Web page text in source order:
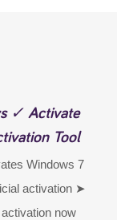
✓ Activate
Tool
Windows 7
activation ➤
now